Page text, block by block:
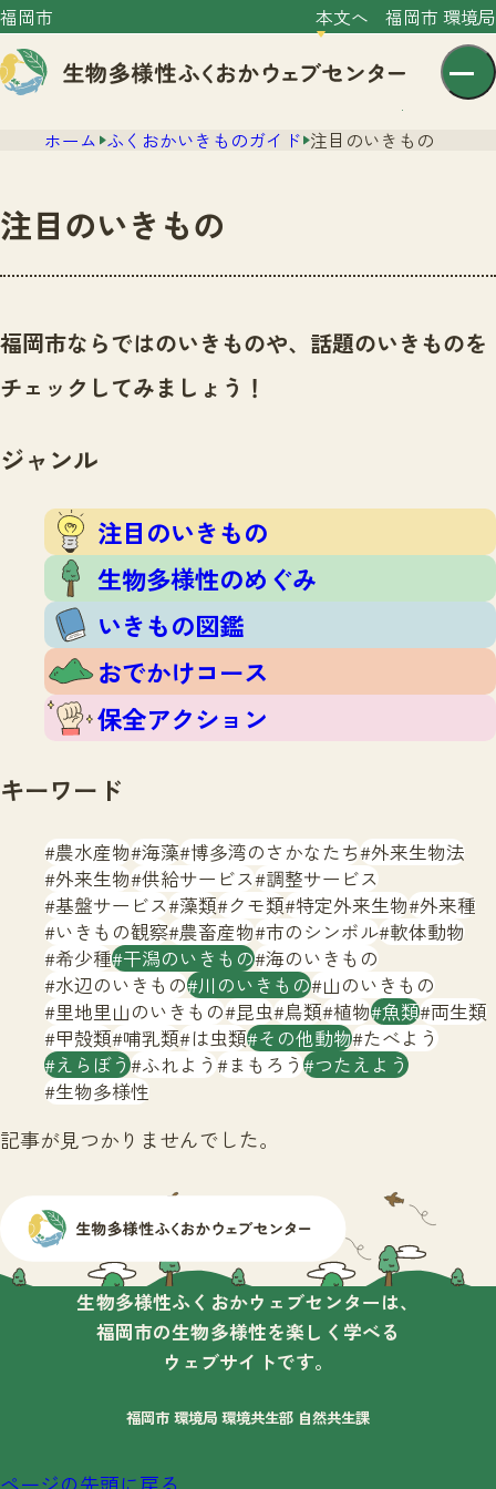
福岡市 本文へ 福岡市 環境局
文字サイズ 小 中 大
センター紹介
センター紹介TOP
サイトポリシー
ニュース
いきものガイド
注目のいきもの
生物多様性のめぐみ
いきもの図鑑
おでかけコース
保全アクション
イベント
いきもの調査隊
調査レポート
調査レポートTOP
調査結果
ふくおかいきものマップ
マッチング
マッチングTOP
掲載申し込みフォーム
お問合せ
生物多様性ふくおかウェブセンターとは
サイトマップ
ホーム ふくおかいきものガイド 注目のいきもの
注目のいきもの
福岡市ならではのいきものや、話題のいきものを
チェックしてみましょう！
ジャンル
注目のいきもの
生物多様性のめぐみ
いきもの図鑑
おでかけコース
保全アクション
キーワード
農水産物 海藻 博多湾のさかなたち 外来生物法
外来生物 供給サービス 調整サービス
基盤サービス 藻類 クモ類 特定外来生物 外来種
いきもの観察 農畜産物 市のシンボル 軟体動物
希少種 干潟のいきもの 海のいきもの
水辺のいきもの 川のいきもの 山のいきもの
里地里山のいきもの 昆虫 鳥類 植物 魚類 両生類
甲殻類 哺乳類 は虫類 その他動物 たべよう
えらぼう ふれよう まもろう つたえよう
生物多様性
記事が見つかりませんでした。
生物多様性ふくおかウェブセンターは、
福岡市の生物多様性を楽しく学べる
ウェブサイトです。
福岡市 環境局 環境共生部 自然共生課